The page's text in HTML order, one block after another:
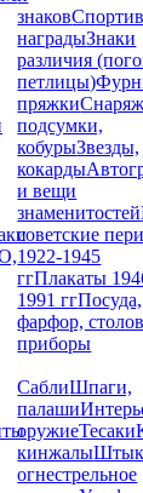
знаков
наградыЗнаки
различия
петлицы)
пряжки
подсумки,
кобурыЗвезды,
кокарды
и вещи
знаменитостей
советские
1922-1945
ггПлакаты
1991 ггПосуда,
фарфор,
приборы
СаблиШпаги,
палаши
оружиеТесаки
кинжалы
огнестрельное